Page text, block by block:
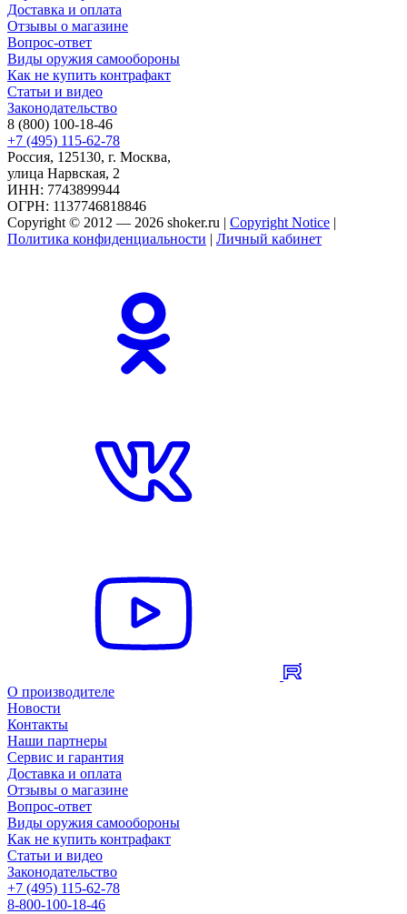
Доставка и оплата
Отзывы о магазине
Вопрос-ответ
Виды оружия самообороны
Как не купить контрафакт
Статьи и видео
Законодательство
8 (800) 100-18-46
+7 (495) 115-62-78
Россия, 125130, г. Москва,
улица Нарвская, 2
ИНН: 7743899944
ОГРН: 1137746818846
Copyright © 2012 — 2026 shoker.ru | Copyright Notice |
Политика конфиденциальности | Личный кабинет
О производителе
Новости
Контакты
Наши партнеры
Сервис и гарантия
Доставка и оплата
Отзывы о магазине
Вопрос-ответ
Виды оружия самообороны
Как не купить контрафакт
Статьи и видео
Законодательство
+7 (495) 115-62-78
8-800-100-18-46